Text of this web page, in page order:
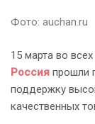
Фото: auchan.ru
15 марта во
Россия прошли
поддержку
качественных